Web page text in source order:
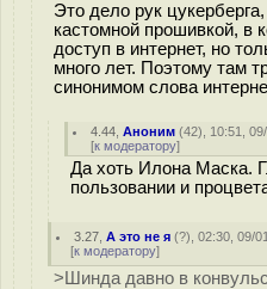
Это дело рук
кастомной прошивкой, в
доступ в интернет, но
много лет. Поэтому там
синонимом слова
4.44 ,Аноним (42), 10:51,
[к модератору]
Да хоть Илона Маска.
пользовании и
3.27 ,А это не я (?), 02:30, 09/
[к модератору]
>Шинда давно в